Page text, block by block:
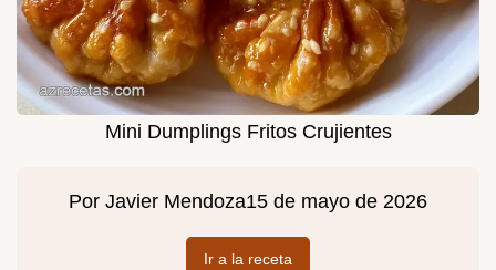
Mini Dumplings Fritos Crujientes
Por Javier Mendoza15 de mayo de 2026
Ir a la receta